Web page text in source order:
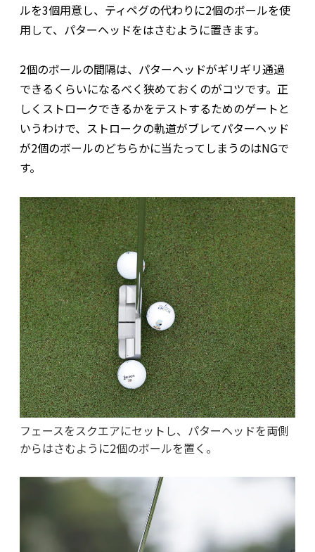
ルを3個用意し、ティペグの代わりに2個のボールを使
用して、パターヘッドをはさむように置きます。
2個のボールの間隔は、パターヘッドがギリギリ通過
できるくらいになるべく狭めておくのがコツです。正
しくストロークできるかをテストするためのゲートと
いうわけで、ストロークの軌道がブレてパターヘッド
が2個のボールのどちらかに当たってしまうのはNGで
す。
フェースをスクエアにセットし、パターヘッドを両側
からはさむように2個のボールを置く。